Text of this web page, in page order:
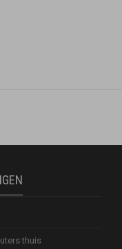
thuis